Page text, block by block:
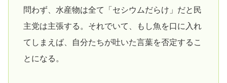
問わず、水産物は全て「セシウムだらけ」だと民
主党は主張する。それでいて、もし魚を口に入れ
てしまえば、自分たちが吐いた言葉を否定するこ
とになる。